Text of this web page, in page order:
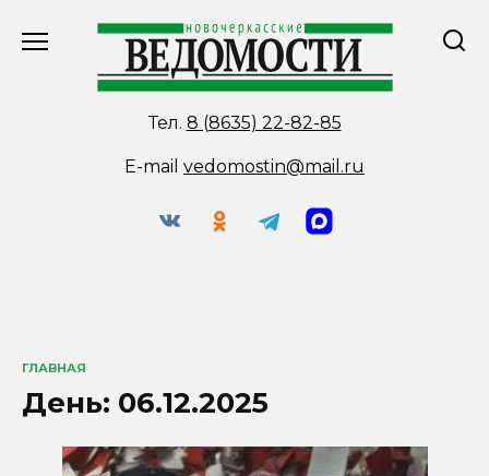
Тел. 8 (8635) 22-82-85
E-mail vedomostin@mail.ru
ГЛАВНАЯ
День: 06.12.2025